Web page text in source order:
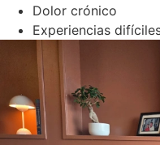
Dolor crónico
Experiencias